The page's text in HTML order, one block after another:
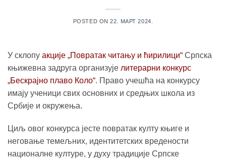
POSTED ON22. МАРТ 2024.
У склопу акције „Повратак читању и ћирилици“ Српска
књижевна задруга организује литерарни конкурс
„Бескрајно плаво Коло“. Право учешћа на конкурсу
имају ученици свих основних и средњих школа из
Србије и окружења.
Циљ овог конкурса јесте повратак култу књиге и
неговање темељних, идентитетских вредености
националне културе, у духу традиције Српске